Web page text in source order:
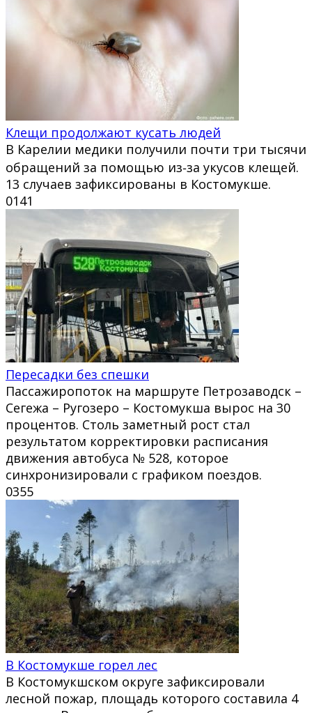
Клещи продолжают кусать людей
В Карелии медики получили почти три тысячи
обращений за помощью из‑за укусов клещей.
13 случаев зафиксированы в Костомукше.
0141
Пересадки без спешки
Пассажиропоток на маршруте Петрозаводск –
Сегежа – Ругозеро – Костомукша вырос на 30
процентов. Столь заметный рост стал
результатом корректировки расписания
движения автобуса № 528, которое
синхронизировали с графиком поездов.
0355
В Костомукше горел лес
В Костомукшском округе зафиксировали
лесной пожар, площадь которого составила 4